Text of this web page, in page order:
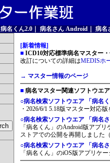
病名くん2.0 病名さん Android 病名
[新着情報]
■ ICD10対応標準病名マスター
改訂についての詳細はMEDISホ
→ マスター情報のページ
■ 病名マスター関連ソフトウエア
○病名検索ソフトウエア 「病名く
・2026/6/1 5.18版マスター対応
○病名検索ソフトウエア 「病名
「病名くん」のAndroid版アプ
ストアでの公開を再開しました（
○病名検索ソフトウエア 「病名
「病名くん」のiOS版アプリケ